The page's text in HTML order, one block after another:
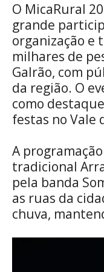
O MicaRural
grande
organização e
milhares de
Galrão, com
da região. O
como
festas no Vale
A
tradicional
pela banda
as ruas da
chuva,